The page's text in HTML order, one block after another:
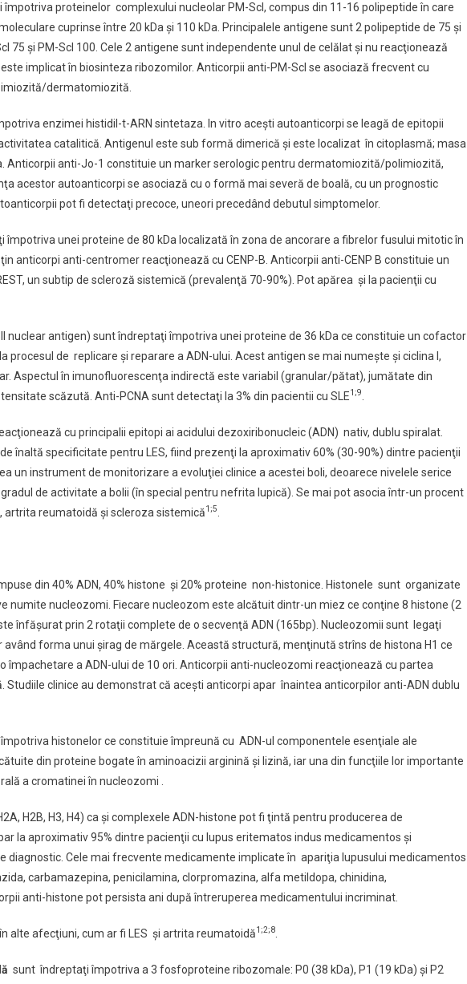
proteinelor complexului nucleolar PM-Scl, compus din 11-16 polipeptide în care
cuprinse între 20 kDa şi 110 kDa. Principalele antigene sunt 2 polipeptide de 75 şi
75 şi PM-Scl 100. Cele 2 antigene sunt independente unul de celălat şi nu reacţionează
implicat în biosinteza ribozomilor. Anticorpii anti-PM-Scl se asociază frecvent cu
dermatomiozită.
enzimei histidil-t-ARN sintetaza. In vitro aceşti autoanticorpi se leagă de epitopii
catalitică. Antigenul este sub formă dimerică şi este localizat în citoplasmă; masa
Anticorpii anti-Jo-1 constituie un marker serologic pentru dermatomiozită/polimiozită,
acestor autoanticorpi se asociază cu o formă mai severă de boală, cu un prognostic
pot fi detectaţi precoce, uneori precedând debutul simptomelor.
împotriva unei proteine de 80 kDa localizată în zona de ancorare a fibrelor fusului mitotic în
anticorpi anti-centromer reacţionează cu CENP-B. Anticorpii anti-CENP B constituie un
un subtip de scleroză sistemică (prevalenţă 70-90%). Pot apărea şi la pacienţii cu
nuclear antigen) sunt îndreptaţi împotriva unei proteine de 36 kDa ce constituie un cofactor
procesul de replicare şi reparare a ADN-ului. Acest antigen se mai numeşte şi ciclina I,
Aspectul în imunofluorescenţa indirectă este variabil (granular/pătat), jumătate din
scăzută. Anti-PCNA sunt detectaţi la 3% din pacientii cu SLE1;9
cu principalii epitopi ai acidului dezoxiribonucleic (ADN) nativ, dublu spiralat.
înaltă specificitate pentru LES, fiind prezenţi la aproximativ 60% (30-90%) dintre pacienţii
un instrument de monitorizare a evoluţiei clinice a acestei boli, deoarece nivelele serice
de activitate a bolii (în special pentru nefrita lupică). Se mai pot asocia într-un procent
artrita reumatoidă şi scleroza sistemică1;5
din 40% ADN, 40% histone şi 20% proteine non-histonice. Histonele sunt organizate
numite nucleozomi. Fiecare nucleozom este alcătuit dintr-un miez ce conţine 8 histone (2
înfăşurat prin 2 rotaţii complete de o secvenţă ADN (165bp). Nucleozomii sunt legaţi
forma unui şirag de mărgele. Această structură, menţinută strîns de histona H1 ce
împachetare a ADN-ului de 10 ori. Anticorpii anti-nucleozomi reacţionează cu partea
Studiile clinice au demonstrat că aceşti anticorpi apar înaintea anticorpilor anti-ADN dublu
histonelor ce constituie împreună cu ADN-ul componentele esenţiale ale
din proteine bogate în aminoacizii arginină şi lizină, iar una din funcţiile lor importante
a cromatinei în nucleozomi .
H2B, H3, H4) ca şi complexele ADN-histone pot fi ţintă pentru producerea de
la aproximativ 95% dintre pacienţii cu lupus eritematos indus medicamentos şi
diagnostic. Cele mai frecvente medicamente implicate în apariţia lupusului medicamentos
carbamazepina, penicilamina, clorpromazina, alfa metildopa, chinidina,
anti-histone pot persista ani după întreruperea medicamentului incriminat.
alte afecţiuni, cum ar fi LES şi artrita reumatoidă1;2;8
sunt îndreptaţi împotriva a 3 fosfoproteine ribozomale: P0 (38 kDa), P1 (19 kDa) şi P2